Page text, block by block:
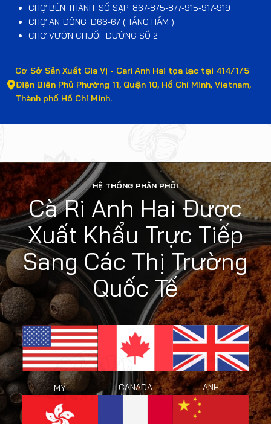
CHỢ BẾN THÀNH: SỐ SẠP: 867-875-877-915-917-919
CHỢ AN ĐÔNG: D66-67 ( TẦNG HẦM )
CHỢ VƯỜN CHUỐI: ĐƯỜNG SỐ 2
Cơ Sở Sản Xuất Gia Vị - Cari Anh Hai tọa lạc tại 414/1/5
Điện Biên Phủ Phường 11, Quận 10, Hồ Chí Minh, Vietnam,
Thành phố Hồ Chí Minh.
HỆ THỐNG PHÂN PHỐI
Cà Ri Anh Hai Được
Xuất Khẩu Trực Tiếp
Sang Các Thị Trường
Quốc Tế
MỸ CANADA ANH